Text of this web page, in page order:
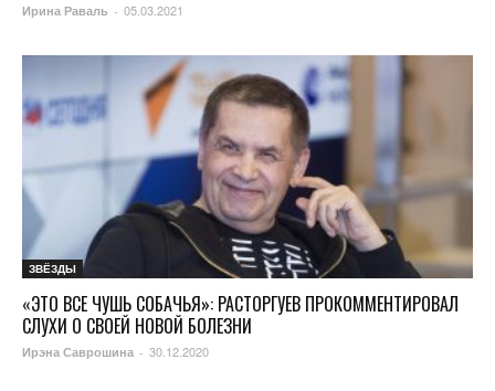
Ирина Раваль - 05.03.2021
ЗВЁЗДЫ
«ЭТО ВСЕ ЧУШЬ СОБАЧЬЯ»: РАСТОРГУЕВ ПРОКОММЕНТИРОВАЛ
СЛУХИ О СВОЕЙ НОВОЙ БОЛЕЗНИ
Ирэна Саврошина - 30.12.2020